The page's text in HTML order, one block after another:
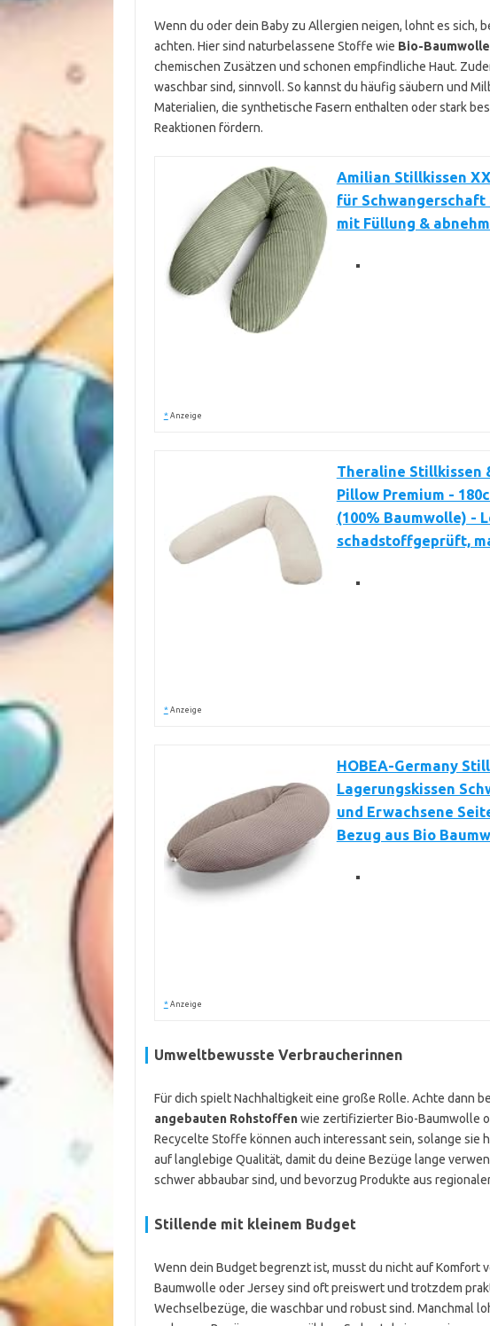
Wenn du oder dein Baby zu Allergien neigen, lohnt es sich,
achten. Hier sind naturbelassene Stoffe wie Bio-Baumwolle
chemischen Zusätzen und schonen empfindliche Haut.
waschbar sind, sinnvoll. So kannst du häufig säubern und
Materialien, die synthetische Fasern enthalten oder stark
Reaktionen fördern.
Amilian Stillkissen
für Schwangerschaft
mit Füllung &
* Anzeige
Theraline Stillkissen
Pillow Premium -
(100% Baumwolle) -
schadstoffgeprüft,
* Anzeige
HOBEA-Germany
Lagerungskissen
und Erwachsene
Bezug aus Bio
* Anzeige
Umweltbewusste Verbraucherinnen
Für dich spielt Nachhaltigkeit eine große Rolle. Achte dann
angebauten Rohstoffenwie zertifizierter Bio-Baumwolle
Recycelte Stoffe können auch interessant sein, solange sie
auf langlebige Qualität, damit du deine Bezüge lange
schwer abbaubar sind, und bevorzug Produkte aus
Stillende mit kleinem Budget
Wenn dein Budget begrenzt ist, musst du nicht auf Komfort
Baumwolle oder Jersey sind oft preiswert und trotzdem
Wechselbezüge, die waschbar und robust sind. Manchmal